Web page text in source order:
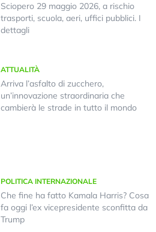
Sciopero 29 maggio 2026, a rischio
trasporti, scuola, aeri, uffici pubblici. I
dettagli
ATTUALITÀ
Arriva l’asfalto di zucchero,
un’innovazione straordinaria che
cambierà le strade in tutto il mondo
POLITICA INTERNAZIONALE
Che fine ha fatto Kamala Harris? Cosa
fa oggi l’ex vicepresidente sconfitta da
Trump